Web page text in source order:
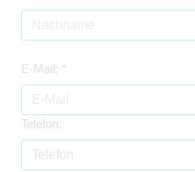
E-Mail: *
Telefon: